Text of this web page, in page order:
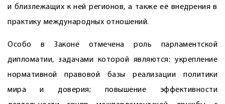
и близлежащих к ней регионов, а также её внедрения в
практику международных отношений.
Особо в Законе отмечена роль парламентской
дипломатии, задачами которой являются: укрепление
нормативной правовой базы реализации политики
мира и доверия; повышение эффективности